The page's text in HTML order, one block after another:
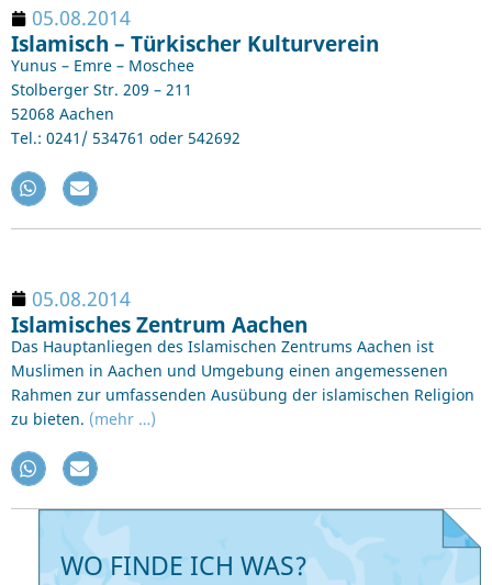
05.08.2014
Islamisch – Türkischer Kulturverein
Yunus – Emre – Moschee
Stolberger Str. 209 – 211
52068 Aachen
Tel.: 0241/ 534761 oder 542692
05.08.2014
Islamisches Zentrum Aachen
Das Hauptanliegen des Islamischen Zentrums Aachen ist
Muslimen in Aachen und Umgebung einen angemessenen
Rahmen zur umfassenden Ausübung der islamischen Religion
zu bieten. (mehr …)
WO FINDE ICH WAS?